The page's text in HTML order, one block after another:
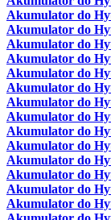
Akumulator do
Akumulator do
Akumulator do
Akumulator do
Akumulator do
Akumulator do
Akumulator do
Akumulator do
Akumulator do
Akumulator do
Akumulator do
Akumulator do
Akumulator do
Akumulator do